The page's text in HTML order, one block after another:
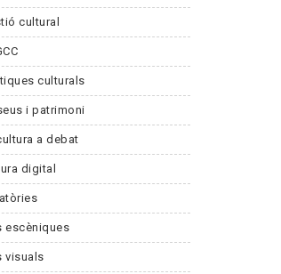
cultural
culturals
i patrimoni
a debat
digital
escèniques
visuals